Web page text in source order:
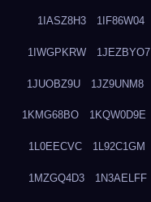
1IASZ8H3 1IF86W04
1IWGPKRW 1JEZBYO7
1JUOBZ9U 1JZ9UNM8
1KMG68BO 1KQW0D9E
1L0EECVC 1L92C1GM
1MZGQ4D3 1N3AELFF